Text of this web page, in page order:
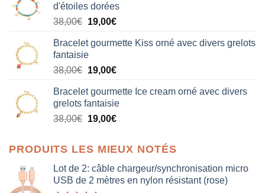
d'étoiles dorées
38,00€ Le
initial
était :
38,00€.
19,00€Le
actuel
19,00€.
Bracelet gourmette Kiss orné avec divers grelots
fantaisie
38,00€ Le
initial
était :
38,00€.
19,00€Le
actuel
est :
19,00€.
Bracelet gourmette Ice cream orné avec divers
grelots fantaisie
38,00€ Le
était :
38,00€.
19,00€Le
est :
19,00€.
PRODUITS LES MIEUX NOTÉS
Lot de 2: câble chargeur/synchronisation micro
USB de 2 mètres en nylon résistant (rose)